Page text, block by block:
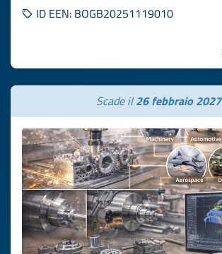
ID EEN: BOGB20251119010
Scade il26 febbraio 2027